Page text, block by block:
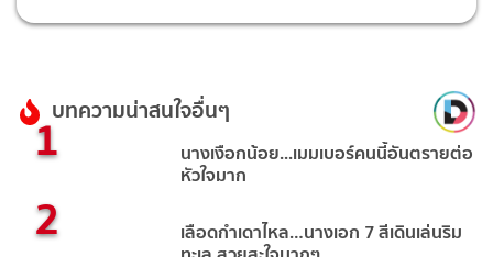
บทความน่าสนใจอื่นๆ
1 นางเงือกน้อย...เมมเบอร์คนนี้อันตรายต่อ
หัวใจมาก
2 เลือดกำเดาไหล…นางเอก 7 สีเดินเล่นริม